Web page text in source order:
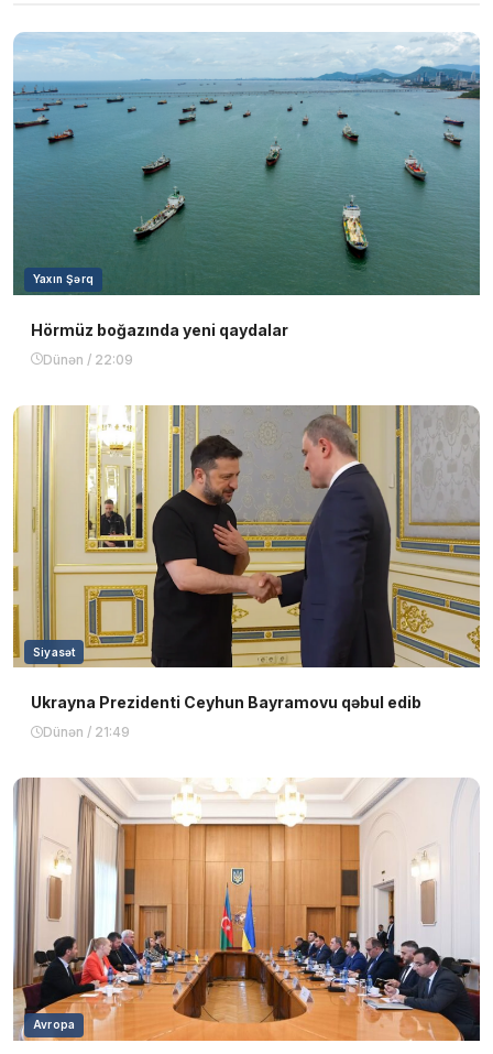
Yaxın Şərq
Hörmüz boğazında yeni qaydalar
Dünən / 22:09
Siyasət
Ukrayna Prezidenti Ceyhun Bayramovu qəbul edib
Dünən / 21:49
Avropa